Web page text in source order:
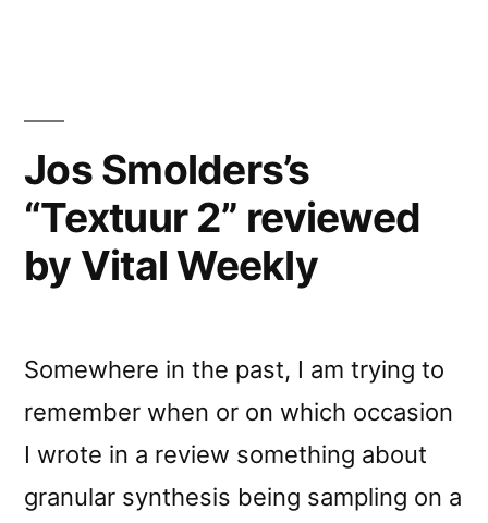
Jos Smolders’s
“Textuur 2” reviewed
by Vital Weekly
Somewhere in the past, I am trying to
remember when or on which occasion
I wrote in a review something about
granular synthesis being sampling on a